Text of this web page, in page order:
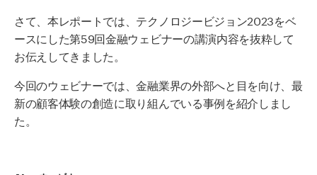
さて、本レポートでは、テクノロジービジョン2023をベ
ースにした第59回金融ウェビナーの講演内容を抜粋して
お伝えしてきました。
今回のウェビナーでは、金融業界の外部へと目を向け、最
新の顧客体験の創造に取り組んでいる事例を紹介しまし
た。